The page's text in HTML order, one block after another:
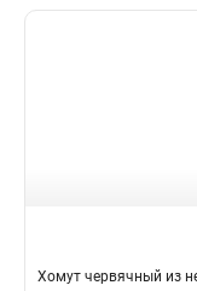
Хомут червячный из